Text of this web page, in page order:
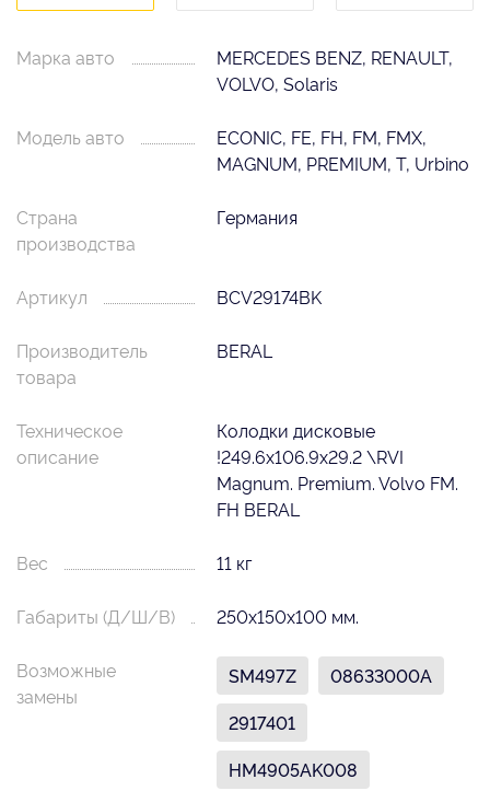
Марка авто
MERCEDES BENZ, RENAULT,
VOLVO, Solaris
Модель авто
ECONIC, FE, FH, FM, FMX,
MAGNUM, PREMIUM, T, Urbino
Страна
производства
Германия
Артикул BCV29174BK
Производитель
товара
BERAL
Техническое
описание
Колодки дисковые
!249.6х106.9х29.2 \RVI
Magnum. Premium. Volvo FM.
FH BERAL
Вес 11 кг
Габариты (Д/Ш/В) 250х150х100 мм.
Возможные
замены
SM497Z
08633000A
2917401
HM4905AK008